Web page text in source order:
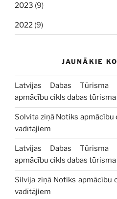
2023 (9)
2022 (9)
JAUNĀKIE
Latvijas Dabas Tūrisma
apmācību cikls dabas
Solvita ziņā Notiks apmācību
vadītājiem
Latvijas Dabas Tūrisma
apmācību cikls dabas
Silvija ziņā Notiks apmācību
vadītājiem